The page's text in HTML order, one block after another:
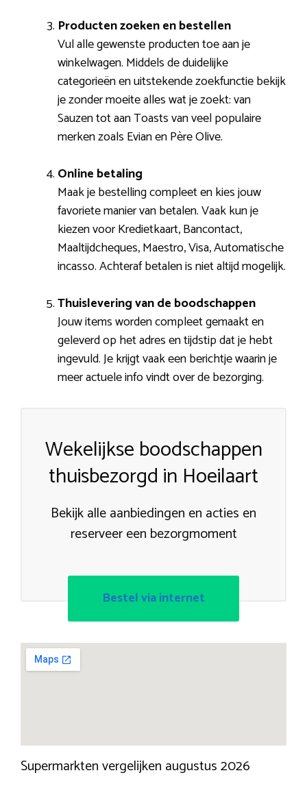
Producten zoeken en bestellen
Vul alle gewenste producten toe aan je
winkelwagen. Middels de duidelijke
categorieën en uitstekende zoekfunctie bekijk
je zonder moeite alles wat je zoekt: van
Sauzen tot aan Toasts van veel populaire
merken zoals Evian en Père Olive.
Online betaling
Maak je bestelling compleet en kies jouw
favoriete manier van betalen. Vaak kun je
kiezen voor Kredietkaart, Bancontact,
Maaltijdcheques, Maestro, Visa, Automatische
incasso. Achteraf betalen is niet altijd mogelijk.
Thuislevering van de boodschappen
Jouw items worden compleet gemaakt en
geleverd op het adres en tijdstip dat je hebt
ingevuld. Je krijgt vaak een berichtje waarin je
meer actuele info vindt over de bezorging.
Wekelijkse boodschappen
thuisbezorgd in Hoeilaart
Bekijk alle aanbiedingen en acties en
reserveer een bezorgmoment
Bestel via internet
Supermarkten vergelijken augustus 2026